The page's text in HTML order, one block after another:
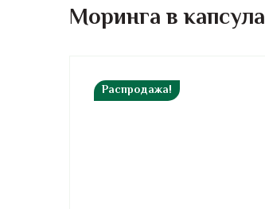
Моринга в
Распродажа!